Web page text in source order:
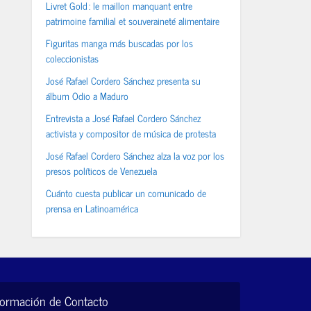
Livret Gold : le maillon manquant entre
patrimoine familial et souveraineté alimentaire
Figuritas manga más buscadas por los
coleccionistas
José Rafael Cordero Sánchez presenta su
álbum Odio a Maduro
Entrevista a José Rafael Cordero Sánchez
activista y compositor de música de protesta
José Rafael Cordero Sánchez alza la voz por los
presos políticos de Venezuela
Cuánto cuesta publicar un comunicado de
prensa en Latinoamérica
de Contacto